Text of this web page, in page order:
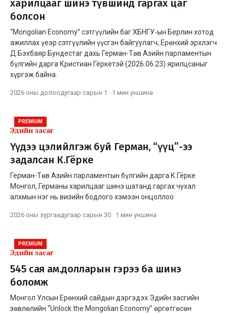
харилцааг шинэ түвшинд гаргах цаг
болсон
“Mongolian Economy” сэтгүүлийн баг ХБНГУ-ын Берлин хотод
ажиллах үеэр сэтгүүлийн үүсгэн байгуулагч, Ерөнхий эрхлэгч
Д.Бэхбаяр Бундестаг дахь Герман-Төв Азийн парламентын
бүлгийн дарга Кристиан Гёркетэй (2026.06.23) ярилцсаныг
хүргэж байна.
2026 оны долоодугаар сарын 1 · 1 мин уншина
PREMIUM
Эдийн засаг
Үүдээ цэлийлгэж буй Герман, “үүц”-ээ
задалсан К.Гёрке
Герман-Төв Азийн парламентын бүлгийн дарга К.Гёрке
Монгол, Германы харилцааг шинэ шатанд гаргах чухал
алхмын нэг нь визийн бодлого хэмээн онцоллоо
2026 оны зургаадугаар сарын 30 · 1 мин уншина
PREMIUM
Эдийн засаг
545 сая ам.долларын гэрээ ба шинэ
боломж
Монгол Улсын Ерөнхий сайдын дэргэдэх Эдийн засгийн
зөвлөлийн “Unlock the Mongolian Economy” өргөтгөсөн